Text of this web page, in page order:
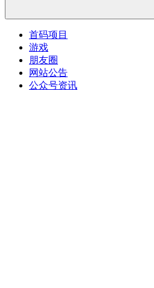
首码项目
游戏
朋友圈
网站公告
公众号资讯